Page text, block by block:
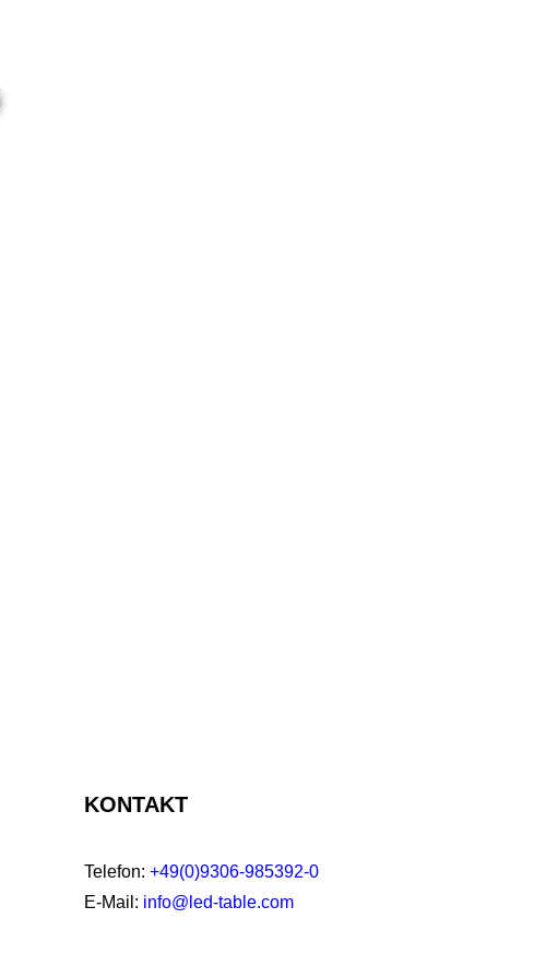
KONTAKT
Telefon: +49(0)9306-985392-0
E-Mail: info@led-table.com